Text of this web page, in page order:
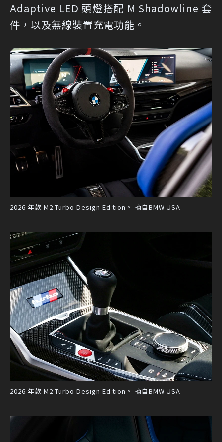
Adaptive LED 頭燈搭配 M Shadowline 套
件，以及無線裝置充電功能。
2026 年款 M2 Turbo Design Edition。 摘自BMW USA
2026 年款 M2 Turbo Design Edition。 摘自BMW USA